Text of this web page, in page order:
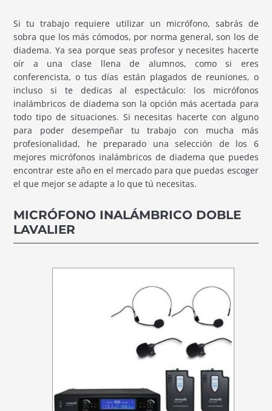
Si tu trabajo requiere utilizar un micrófono, sabrás de
sobra que los más cómodos, por norma general, son los de
diadema. Ya sea porque seas profesor y necesites hacerte
oír a una clase llena de alumnos, como si eres
conferencista, o tus días están plagados de reuniones, o
incluso si te dedicas al espectáculo: los micrófonos
inalámbricos de diadema son la opción más acertada para
todo tipo de situaciones. Si necesitas hacerte con alguno
para poder desempeñar tu trabajo con mucha más
profesionalidad, he preparado una selección de los 6
mejores micrófonos inalámbricos de diadema que puedes
encontrar este año en el mercado para que puedas escoger
el que mejor se adapte a lo que tú necesitas.
MICRÓFONO INALÁMBRICO DOBLE
LAVALIER